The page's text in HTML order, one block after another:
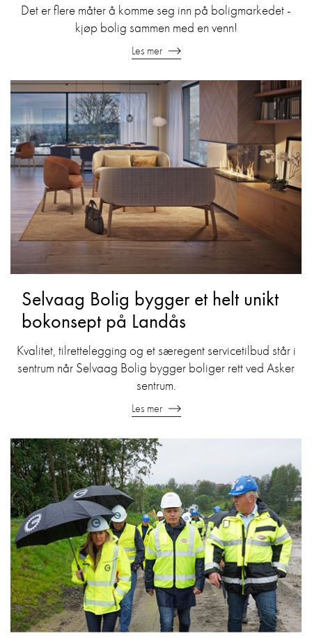
Det er flere måter å komme seg inn på boligmarkedet -
kjøp bolig sammen med en venn!
Les mer
Selvaag Bolig bygger et helt unikt
bokonsept på Landås
Kvalitet, tilrettelegging og et særegent servicetilbud står i
sentrum når Selvaag Bolig bygger boliger rett ved Asker
sentrum.
Les mer